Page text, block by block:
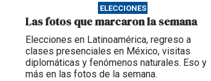
ELECCIONES
Las fotos que marcaron la semana
Elecciones en Latinoamérica, regreso a
clases presenciales en México, visitas
diplomáticas y fenómenos naturales. Eso y
más en las fotos de la semana.